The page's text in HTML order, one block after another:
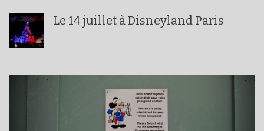
Le 14 juillet à Disneyland Paris